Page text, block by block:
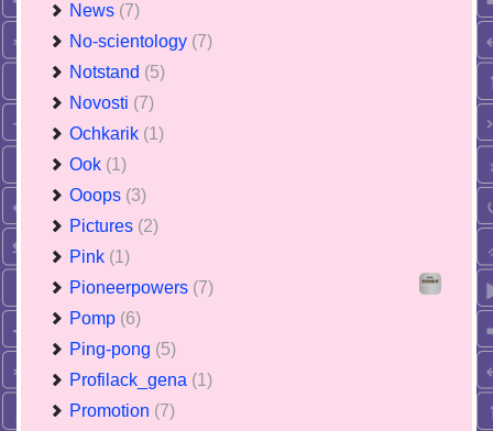
News (7)
No-scientology (7)
Notstand (5)
Novosti (7)
Ochkarik (1)
Ook (1)
Ooops (3)
Pictures (2)
Pink (1)
Pioneerpowers (7)
Pomp (6)
Ping-pong (5)
Profilack_gena (1)
Promotion (7)